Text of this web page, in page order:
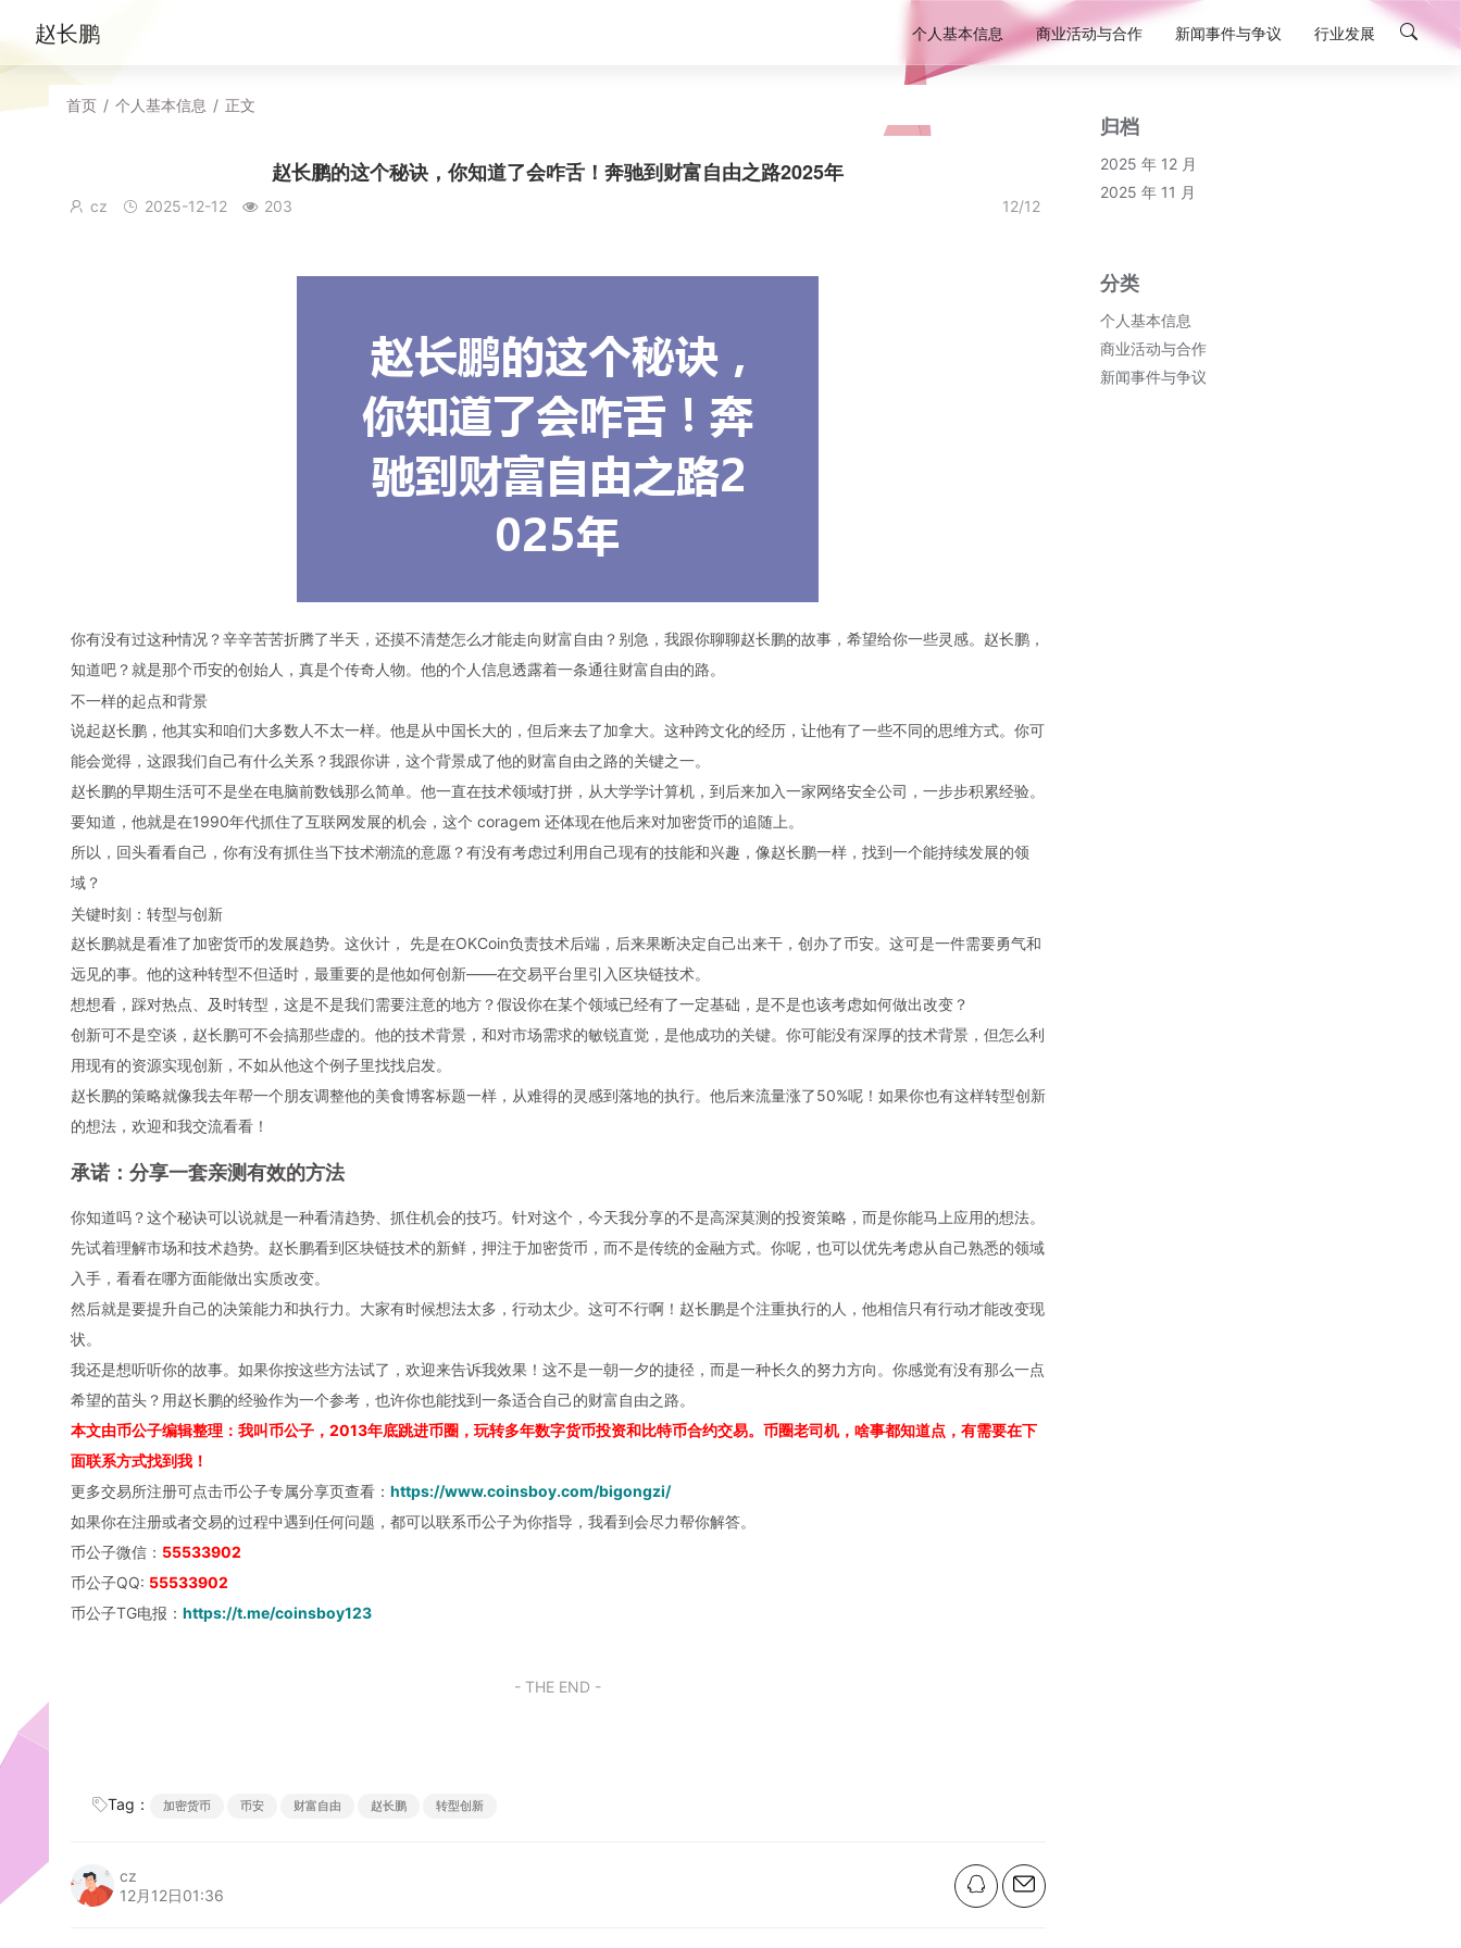
赵长鹏 个人基本信息 商业活动与合作 新闻事件与争议 行业发展
首页 / 个人基本信息 / 正文
赵长鹏的这个秘诀，你知道了会咋舌！奔驰到财富自由之路2025年
cz 2025-12-12 203 12/12
你有没有过这种情况？辛辛苦苦折腾了半天，还摸不清楚怎么才能走向财富自由 ？别急，我跟你聊聊赵长鹏的故事，希望给你一些灵感。 赵长鹏，
知道吧？就是那个币安的创始人，真是个传奇人物。他的个人信息透露着一条通往财富自由的路。
不一样的起点和背景
说起赵长鹏，他其实和咱们大多数人不太一样。他是从中国长大的，但后来去了加拿大。这种跨文化的经历，让他有了一些不同的思维方式。你可
能会觉得，这跟我们自己有什么关系？我跟你讲，这个背景成了他的财富自由之路的关键之一。
赵长鹏的早期生活可不是坐在电脑前数钱那么简单。他一直在技术领域打拼，从大学学计算机，到后来加入一家网络安全公司，一步步积累经验。
要知道，他就是在1990年代抓住了互联网发展的机会，这个 coragem 还体现在他后来对加密货币的追随上。
所以，回头看看自己，你有没有抓住当下技术潮流的意愿？有没有考虑过利用自己现有的技能和兴趣，像赵长鹏一样，找到一个能持续发展的领
域？
关键时刻：转型与创新
赵长鹏就是看准了加密货币的发展趋势。这伙计， 先是在OKCoin负责技术后端，后来果断决定自己出来干，创办了币安。这可是一件需要勇气和
远见的事。他的这种转型不但适时，最重要的是他如何创新——在交易平台里引入区块链技术。
想想看，踩对热点、及时转型，这是不是我们需要注意的地方？假设你在某个领域已经有了一定基础，是不是也该考虑如何做出改变？
创新可不是空谈，赵长鹏可不会搞那些虚的。他的技术背景，和对市场需求的敏锐直觉，是他成功的关键。你可能没有深厚的技术背景，但怎么利
用现有的资源实现创新，不如从他这个例子里找找启发。
赵长鹏的策略就像我去年帮一个朋友调整他的美食博客标题一样，从难得的灵感到落地的执行。他后来流量涨了50%呢！如果你也有这样转型创新
的想法，欢迎和我交流看看！
承诺：分享一套亲测有效的方法
你知道吗？这个秘诀可以说就是一种看清趋势、抓住机会的技巧。针对这个，今天我分享的不是高深莫测的投资策略，而是你能马上应用的想法。
先试着理解市场和技术趋势。赵长鹏看到区块链技术的新鲜，押注于加密货币 ，而不是传统的金融方式。你呢，也可以优先考虑从自己熟悉的领域
入手，看看在哪方面能做出实质改变。
然后就是要提升自己的决策能力和执行力。大家有时候想法太多，行动太少。这可不行啊！赵长鹏是个注重执行的人，他相信只有行动才能改变现
状。
我还是想听听你的故事。如果你按这些方法试了，欢迎来告诉我效果！这不是一朝一夕的捷径，而是一种长久的努力方向。你感觉有没有那么一点
希望的苗头？用赵长鹏的经验作为一个参考，也许你也能找到一条适合自己的财富自由之路。
本文由币公子编辑整理：我叫币公子，2013年底跳进币圈，玩转多年数字货币投资和比特币合约交易。币圈老司机，啥事都知道点，有需要在下
面联系方式找到我！
更多交易所注册可点击币公子专属分享页查看： https://www.coinsboy.com/bigongzi/
如果你在注册或者交易的过程中遇到任何问题，都可以联系币公子为你指导，我看到会尽力帮你解答。
币公子微信： 55533902
币公子QQ: 55533902
币公子TG电报： https://t.me/coinsboy123
- THE END -
Tag： 加密货币 币安 财富自由 赵长鹏 转型创新
cz
12月12日01:36
归档
2025 年 12 月
2025 年 11 月
分类
个人基本信息
商业活动与合作
新闻事件与争议